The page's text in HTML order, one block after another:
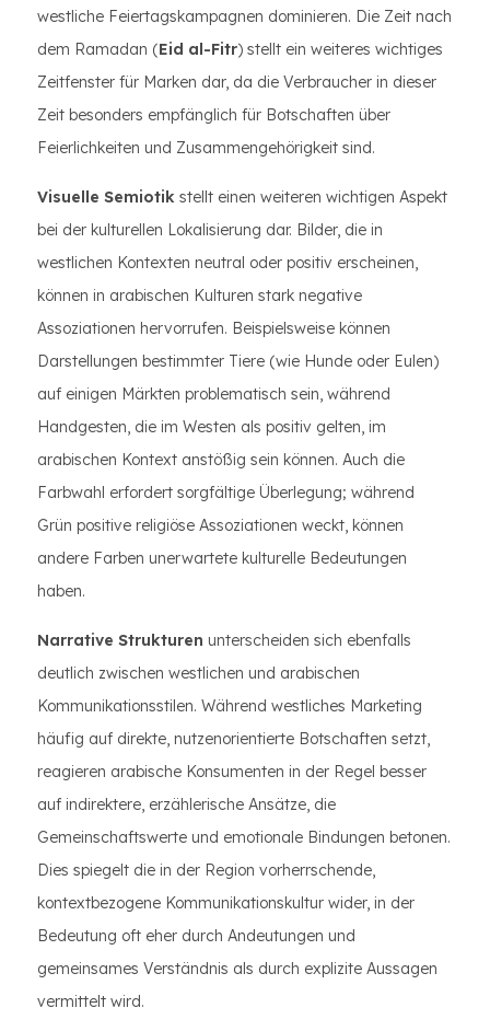
westliche Feiertagskampagnen dominieren. Die Zeit nach
dem Ramadan (Eid al-Fitr) stellt ein weiteres wichtiges
Zeitfenster für Marken dar, da die Verbraucher in dieser
Zeit besonders empfänglich für Botschaften über
Feierlichkeiten und Zusammengehörigkeit sind.
Visuelle Semiotik stellt einen weiteren wichtigen Aspekt
bei der kulturellen Lokalisierung dar. Bilder, die in
westlichen Kontexten neutral oder positiv erscheinen,
können in arabischen Kulturen stark negative
Assoziationen hervorrufen. Beispielsweise können
Darstellungen bestimmter Tiere (wie Hunde oder Eulen)
auf einigen Märkten problematisch sein, während
Handgesten, die im Westen als positiv gelten, im
arabischen Kontext anstößig sein können. Auch die
Farbwahl erfordert sorgfältige Überlegung; während
Grün positive religiöse Assoziationen weckt, können
andere Farben unerwartete kulturelle Bedeutungen
haben.
Narrative Strukturen unterscheiden sich ebenfalls
deutlich zwischen westlichen und arabischen
Kommunikationsstilen. Während westliches Marketing
häufig auf direkte, nutzenorientierte Botschaften setzt,
reagieren arabische Konsumenten in der Regel besser
auf indirektere, erzählerische Ansätze, die
Gemeinschaftswerte und emotionale Bindungen betonen.
Dies spiegelt die in der Region vorherrschende,
kontextbezogene Kommunikationskultur wider, in der
Bedeutung oft eher durch Andeutungen und
gemeinsames Verständnis als durch explizite Aussagen
vermittelt wird.